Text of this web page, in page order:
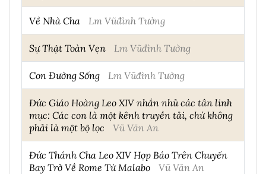
Về Nhà Cha Lm Vũđình Tường
Sự Thật Toàn Vẹn Lm Vũđình Tường
Con Đường Sống Lm Vũđình Tường
Đức Giáo Hoàng Leo XIV nhắn nhủ các tân linh
mục: Các con là một kênh truyền tải, chứ không
phải là một bộ lọc
Vũ Văn An
Đức Thánh Cha Leo XIV Họp Báo Trên Chuyến
Bay Trở Về Rome Từ Malabo
Vũ Văn An